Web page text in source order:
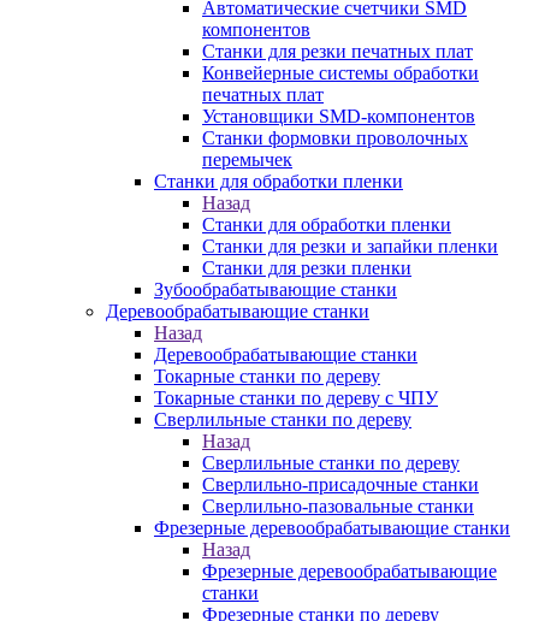
Автоматические счетчики SMD
компонентов
Станки для резки печатных плат
Конвейерные системы обработки
печатных плат
Установщики SMD-компонентов
Станки формовки проволочных
перемычек
Станки для обработки пленки
Назад
Станки для обработки пленки
Станки для резки и запайки пленки
Станки для резки пленки
Зубообрабатывающие станки
Деревообрабатывающие станки
Назад
Деревообрабатывающие станки
Токарные станки по дереву
Токарные станки по дереву с ЧПУ
Сверлильные станки по дереву
Назад
Сверлильные станки по дереву
Сверлильно-присадочные станки
Сверлильно-пазовальные станки
Фрезерные деревообрабатывающие станки
Назад
Фрезерные деревообрабатывающие
станки
Фрезерные станки по дереву